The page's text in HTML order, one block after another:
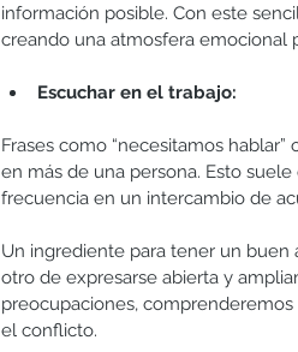
información posible. Con este
creando una atmosfera emocional
Escuchar en el trabajo:
Frases como “necesitamos
en más de una persona. Esto
frecuencia en un intercambio de
Un ingrediente para tener un buen
otro de expresarse abierta y
preocupaciones,
el conflicto.